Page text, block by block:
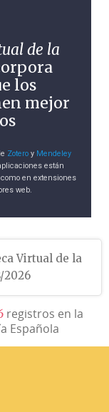
de la
los
mejor
Zoteroy Mendeley
están
en extensiones
web.
Virtual de la
2026
registros en la
Española